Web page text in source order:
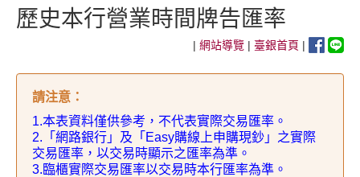
歷史本行營業時間牌告匯率
| 網站導覽 | 臺銀首頁 |
請注意 ：
1.本表資料僅供參考，不代表實際交易匯率。
2. 「網路銀行」及「 Easy購線上申購現鈔」之實際
交易匯率，以交易時顯示之匯率為準。
3.臨櫃實際交易匯率以交易時本行匯率為準。